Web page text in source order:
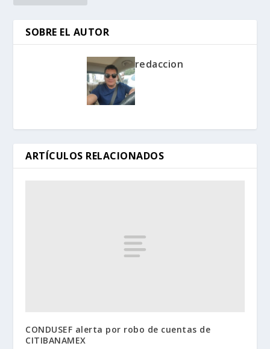
SOBRE EL AUTOR
redaccion
ARTÍCULOS RELACIONADOS
CONDUSEF alerta por robo de cuentas de
CITIBANAMEX